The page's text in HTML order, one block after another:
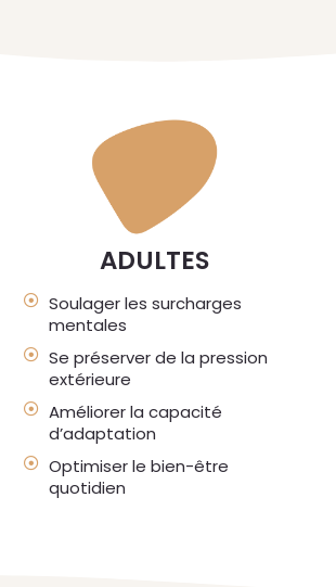
ADULTES
Soulager les surcharges
mentales
Se préserver de la pression
extérieure
Améliorer la capacité
d’adaptation
Optimiser le bien-être
quotidien